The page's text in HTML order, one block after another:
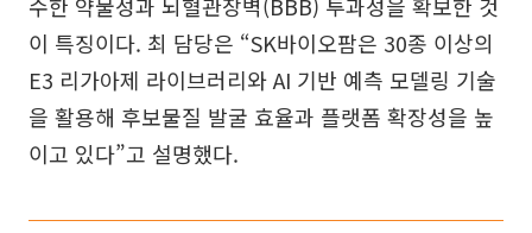
수한 약물성과 뇌혈관장벽(BBB) 투과성을 확보한 것
이 특징이다. 최 담당은 “SK바이오팜은 30종 이상의
E3 리가아제 라이브러리와 AI 기반 예측 모델링 기술
을 활용해 후보물질 발굴 효율과 플랫폼 확장성을 높
이고 있다”고 설명했다.